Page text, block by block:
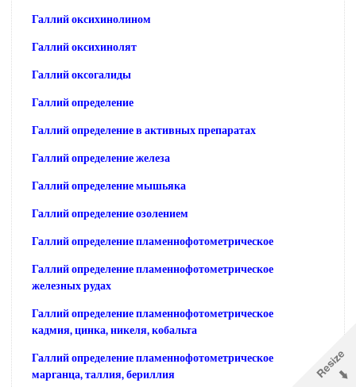
Галлий оксихинолином
Галлий оксихинолят
Галлий оксогалиды
Галлий определение
Галлий определение в активных препаратах
Галлий определение железа
Галлий определение мышьяка
Галлий определение озолением
Галлий определение пламеннофотометрическое
Галлий определение пламеннофотометрическое
железных рудах
Галлий определение пламеннофотометрическое
кадмия, цинка, никеля, кобальта
Галлий определение пламеннофотометрическое
марганца, таллия, бериллия